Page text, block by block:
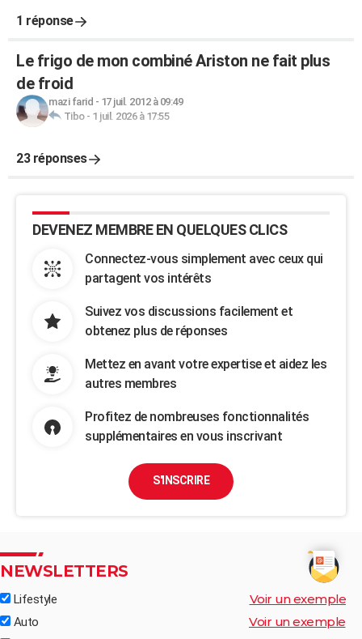
1 réponse
Le frigo de mon combiné Ariston ne fait plus
de froid
mazi farid - 17 juil. 2012 à 09:49
Tibo- 1 juil. 2026 à 17:55
23 réponses
DEVENEZ MEMBRE EN QUELQUES CLICS
Connectez-vous simplement avec ceux qui
partagent vos intérêts
Suivez vos discussions facilement et
obtenez plus de réponses
Mettez en avant votre expertise et aidez les
autres membres
Profitez de nombreuses fonctionnalités
supplémentaires en vous inscrivant
S'INSCRIRE
NEWSLETTERS
Lifestyle Voir un exemple
Auto Voir un exemple